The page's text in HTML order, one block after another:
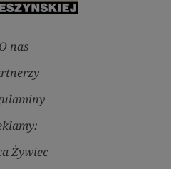
O nas
Żywiec